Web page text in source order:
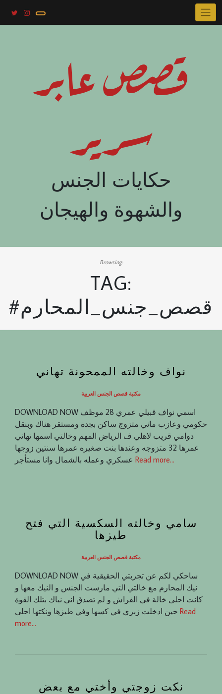
قصص عابر
سرير
حكايات الجنس
والشهوة والهيجان
Browsing:
TAG:
#قصص_جنس_المحارم
نواف وخالته الممحونة تهاني
مكتبة قصص الجنس العربية
DOWNLOAD NOW اسمي نواف قبيلي عمري 28 موظف
حكومي وعازب ماني متزوج ساكن بجدة ومستقر هناك وبنقل
دوامي قريب لاهلي ف الرياض المهم وخالتي اسمها تهاني
عمرها 32 متزوجه وعندها بنت صغيره عمرها سنتين زوجها
Read more…
سامي وخالته السكسية التي فتح
طيزها
مكتبة قصص الجنس العربية
DOWNLOAD NOW ساحكي لكم عن تجربتي الحقيقية في
نيك المحارم مع خالتي التي مارست الجنس و النيك معها و
كانت احلى خالة في الفراش و لم تصدق اني نياك بتلك القوة
Read
more…
نكت زوجتي وأختي مع بعض